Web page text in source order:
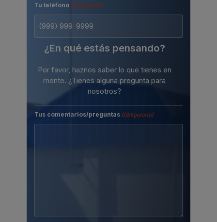
Tu teléfono (Obligatorio)
¿En qué estás pensando?
Por favor, haznos saber lo que tienes en
mente. ¿Tienes alguna pregunta para
nosotros?
Tus comentarios/preguntas (Obligatorio)